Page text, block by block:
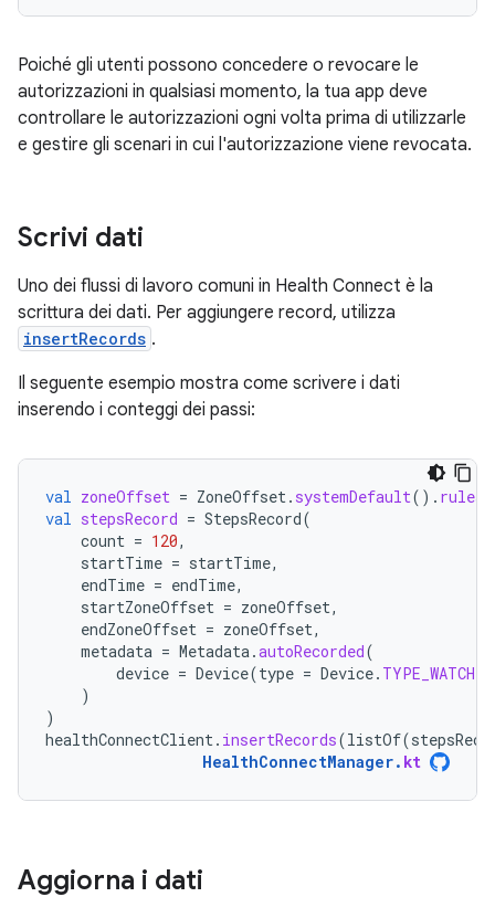
Poiché gli utenti possono concedere o revocare le
autorizzazioni in qualsiasi momento, la tua app deve
controllare le autorizzazioni ogni volta prima di utilizzarle
e gestire gli scenari in cui l'autorizzazione viene revocata.
Scrivi dati
Uno dei flussi di lavoro comuni in Health Connect è la
scrittura dei dati. Per aggiungere record, utilizza
insertRecords .
Il seguente esempio mostra come scrivere i dati
inserendo i conteggi dei passi:
val zoneOffset = ZoneOffset. systemDefault(). rules
val stepsRecord = StepsRecord(
count = 120,
startTime = startTime,
endTime = endTime,
startZoneOffset = zoneOffset,
endZoneOffset = zoneOffset,
metadata = Metadata.autoRecorded(
device = Device(type = Device. TYPE_WATCH
)
)
healthConnectClient. insertRecords(listOf(
HealthConnectManager. kt
Aggiorna i dati